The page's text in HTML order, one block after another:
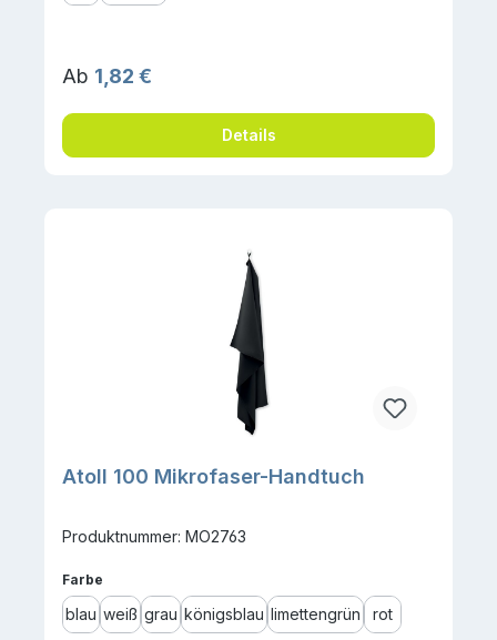
Regulärer Preis:
Ab 1,82 €
Details
Atoll 100 Mikrofaser-Handtuch
Produktnummer: MO2763
Farbe
blau weiß grau königsblau limettengrün rot